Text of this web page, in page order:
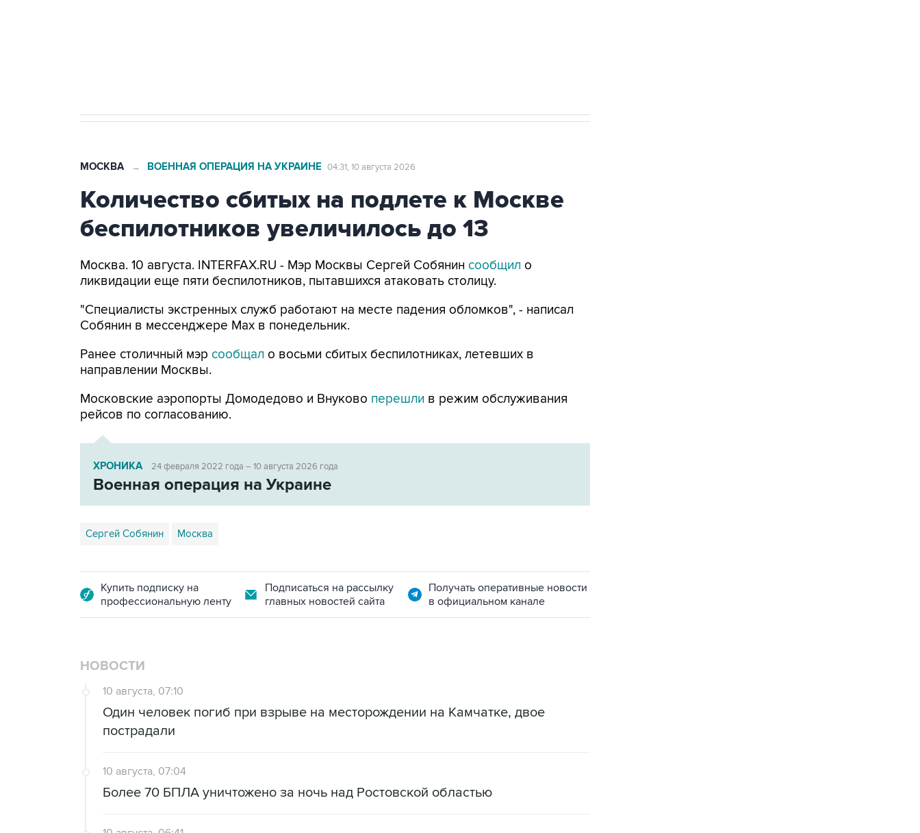
МОСКВА → ВОЕННАЯ ОПЕРАЦИЯ НА УКРАИНЕ 04:31, 10 августа 2026
Количество сбитых на подлете к Москве
беспилотников увеличилось до 13
Москва. 10 августа. INTERFAX.RU - Мэр Москвы Сергей Собянин сообщил о
ликвидации еще пяти беспилотников, пытавшихся атаковать столицу.
"Специалисты экстренных служб работают на месте падения обломков", - написал
Собянин в мессенджере Max в понедельник.
Ранее столичный мэр сообщал о восьми сбитых беспилотниках, летевших в
направлении Москвы.
Московские аэропорты Домодедово и Внуково перешли в режим обслуживания
рейсов по согласованию.
ХРОНИКА 24 февраля 2022 года – 10 августа 2026 года
Военная операция на Украине
Сергей Собянин Москва
Купить подписку на
профессиональную ленту
Подписаться на рассылку
главных новостей сайта
Получать оперативные новости
в официальном канале
НОВОСТИ
10 августа, 07:10
Один человек погиб при взрыве на месторождении на Камчатке, двое
пострадали
10 августа, 07:04
Более 70 БПЛА уничтожено за ночь над Ростовской областью